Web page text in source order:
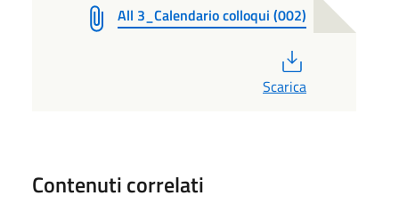
All 3_Calendario colloqui (002)
Scarica
Contenuti correlati